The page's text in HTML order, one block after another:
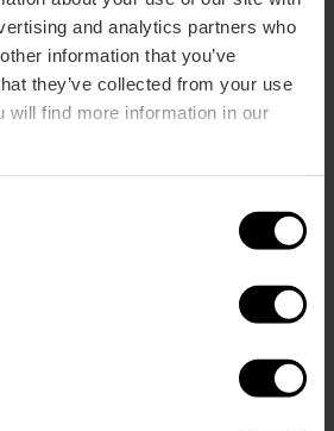
and analytics partners who
information that you’ve
they’ve collected from your use
will find more information in our